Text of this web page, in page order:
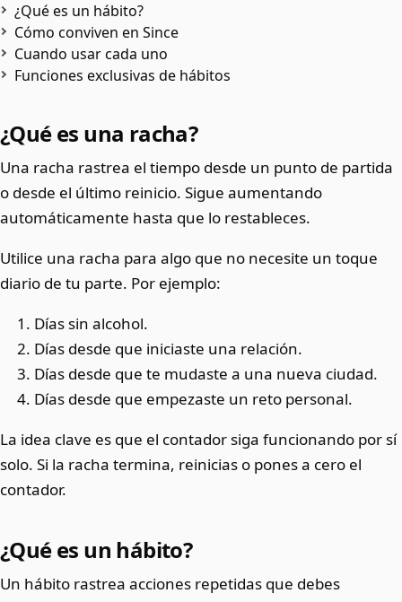
¿Qué es un hábito?
Cómo conviven en Since
Cuando usar cada uno
Funciones exclusivas de hábitos
¿Qué es una racha?
Una racha rastrea el tiempo desde un punto de partida
o desde el último reinicio. Sigue aumentando
automáticamente hasta que lo restableces.
Utilice una racha para algo que no necesite un toque
diario de tu parte. Por ejemplo:
Días sin alcohol.
Días desde que iniciaste una relación.
Días desde que te mudaste a una nueva ciudad.
Días desde que empezaste un reto personal.
La idea clave es que el contador siga funcionando por sí
solo. Si la racha termina, reinicias o pones a cero el
contador.
¿Qué es un hábito?
Un hábito rastrea acciones repetidas que debes